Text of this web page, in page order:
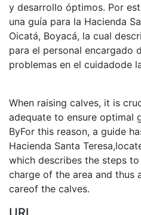
y desarrollo óptimos. Por
una guía para la Hacienda
Oicatá, Boyacá, la cual
para el personal encargado
problemas en el cuidadode
When raising calves, it is
adequate to ensure optimal
ByFor this reason, a guide
Hacienda Santa
which describes the steps
charge of the area and thus
careof the calves.